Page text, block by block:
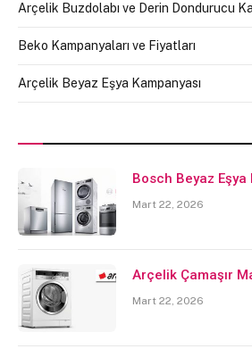
Arçelik Buzdolabı ve Derin Dondurucu
Beko Kampanyaları ve Fiyatları
Arçelik Beyaz Eşya Kampanyası
Bosch Beyaz Eşya
Mart 22, 2026
Arçelik Çamaşır
Mart 22, 2026